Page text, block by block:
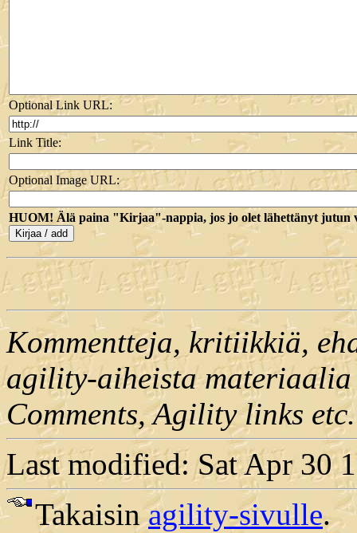
Optional Link URL:
Link Title:
Optional Image URL:
HUOM! Älä paina "Kirjaa"-nappia, jos jo olet lähettänyt jutun
Kommentteja, kritiikkiä,
agility-aiheista materiaalia
Comments, Agility links
Last modified: Sat Apr 30
Takaisinagility-sivulle.